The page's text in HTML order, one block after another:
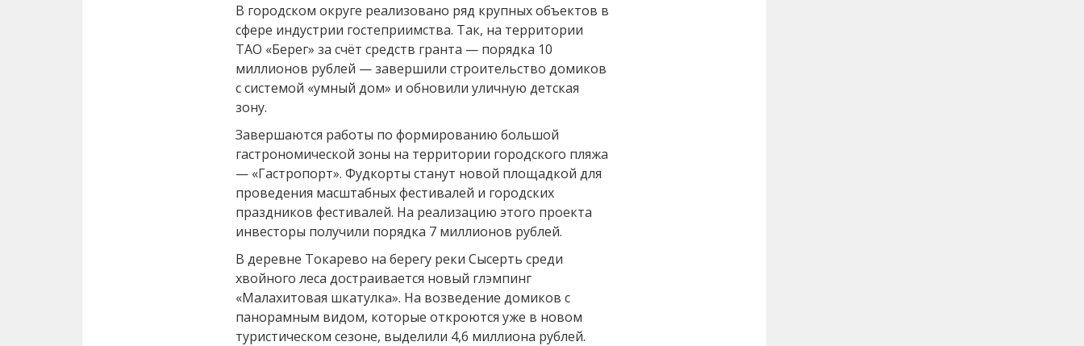
В городском округе реализовано ряд крупных объектов в
сфере индустрии гостеприимства. Так, на территории
ТАО «Берег» за счёт средств гранта — порядка 10
миллионов рублей — завершили строительство домиков
с системой «умный дом» и обновили уличную детская
зону.
Завершаются работы по формированию большой
гастрономической зоны на территории городского пляжа
— «Гастропорт». Фудкорты станут новой площадкой для
проведения масштабных фестивалей и городских
праздников фестивалей. На реализацию этого проекта
инвесторы получили порядка 7 миллионов рублей.
В деревне Токарево на берегу реки Сысерть среди
хвойного леса достраивается новый глэмпинг
«Малахитовая шкатулка». На возведение домиков с
панорамным видом, которые откроются уже в новом
туристическом сезоне, выделили 4,6 миллиона рублей.